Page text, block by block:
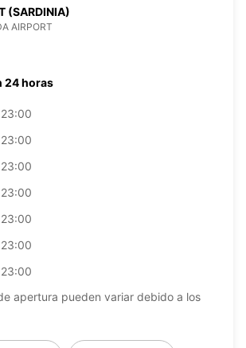
(SARDINIA)
AIRPORT
24 horas
apertura pueden variar debido a los